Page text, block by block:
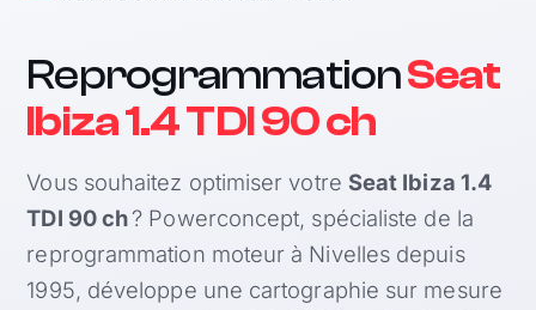
ReprogrammationSeat
Ibiza 1.4 TDI 90 ch
Vous souhaitez optimiser votre Seat Ibiza 1.4
TDI 90 ch? Powerconcept, spécialiste de la
reprogrammation moteur à Nivelles depuis
1995, développe une cartographie sur mesure